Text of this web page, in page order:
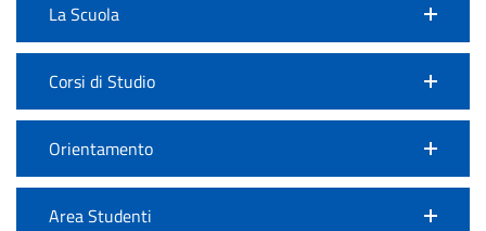
La Scuola
Corsi di Studio
Orientamento
Area Studenti